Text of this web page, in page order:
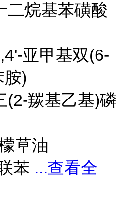
二烷基苯磺酸
亚甲基双(6-
胺)
(2-羰基乙基)磷
草油
苯 ...查看全